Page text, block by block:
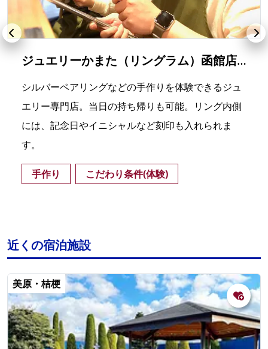
ジュエリーかまた（リングラム）函館店（ペアリング作り）
シルバーペアリングなどの手作りを体験できるジュ
エリー専門店。当日の持ち帰りも可能。リング内側
には、記念日やイニシャルなど刻印も入れられま
す。
手作り こだわり条件(体験)
近くの宿泊施設
美原・桔梗